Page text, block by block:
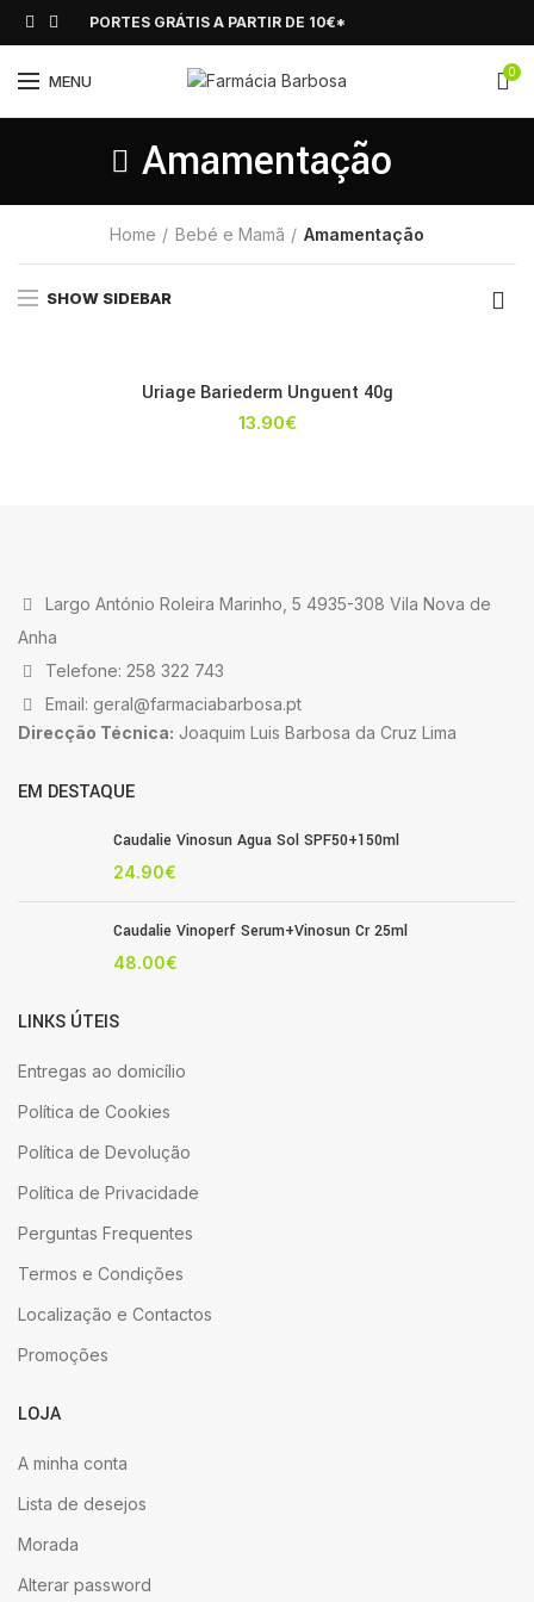
PORTES GRÁTIS A PARTIR DE 10€*
MENU 0
Amamentação
Home Bebé e Mamã Amamentação
SHOW SIDEBAR
Uriage Bariederm Unguent 40g
13.90€
Largo António Roleira Marinho, 5 4935-308 Vila Nova de
Anha
Telefone: 258 322 743
Email: geral@farmaciabarbosa.pt
Direcção Técnica: Joaquim Luis Barbosa da Cruz Lima
EM DESTAQUE
Caudalie Vinosun Agua Sol SPF50+150ml
24.90€
Caudalie Vinoperf Serum+Vinosun Cr 25ml
48.00€
LINKS ÚTEIS
Entregas ao domicílio
Política de Cookies
Política de Devolução
Política de Privacidade
Perguntas Frequentes
Termos e Condições
Localização e Contactos
Promoções
LOJA
A minha conta
Lista de desejos
Morada
Alterar password